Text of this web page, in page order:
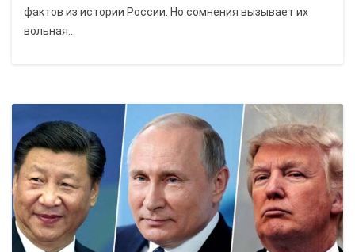
фактов из истории России. Но сомнения вызывает их
вольная...